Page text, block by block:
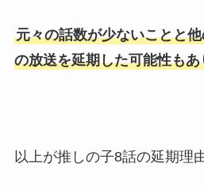
元々の話数が少ないことと
の放送を延期した可能性も
以上が推しの子8話の延期理